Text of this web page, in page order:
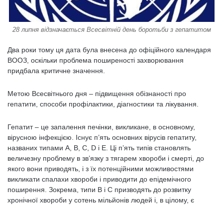
28 липня відзначається Всесвітній день боротьби з гепатитом
Два роки тому ця дата була внесена до офіційного календаря
ВООЗ, оскільки проблема поширеності захворювання
придбала критичне значення.
Метою Всесвітнього дня – підвищення обізнаності про
гепатити, способи профілактики, діагностики та лікування.
Гепатит – це запалення печінки, викликане, в основному,
вірусною інфекцією. Існує п’ять основних вірусів гепатиту,
названих типами A, B, C, D і E. Ці п’ять типів становлять
величезну проблему в зв’язку з тягарем хвороби і смерті, до
якого вони приводять, і з їх потенційними можливостями
викликати спалахи хвороби і приводити до епідемічного
поширення. Зокрема, типи В і С призводять до розвитку
хронічної хвороби у сотень мільйонів людей і, в цілому, є